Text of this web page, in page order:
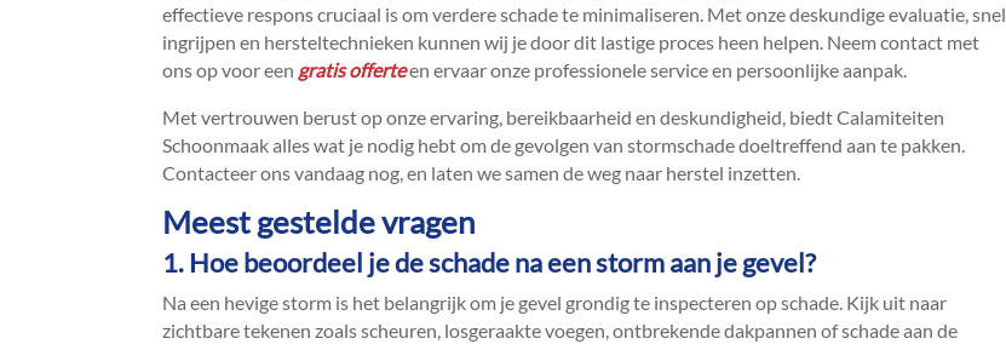
effectieve respons cruciaal is om verdere schade te minimaliseren.​ Met onze deskundige evaluatie, snel
ingrijpen en hersteltechnieken kunnen wij je door dit lastige proces heen helpen.​ Neem contact met
ons op voor een gratis offerteen ervaar onze professionele service en persoonlijke aanpak.​
Met vertrouwen berust op onze ervaring, bereikbaarheid en deskundigheid, biedt Calamiteiten
Schoonmaak alles wat je nodig hebt om de gevolgen van stormschade doeltreffend aan te pakken.​
Contacteer ons vandaag nog, en laten we samen de weg naar herstel inzetten.​
Meest gestelde vragen
1.​ Hoe beoordeel je de schade na een storm aan je gevel?
Na een hevige storm is het belangrijk om je gevel grondig te inspecteren op schade.​ Kijk uit naar
zichtbare tekenen zoals scheuren, losgeraakte voegen, ontbrekende dakpannen of schade aan de